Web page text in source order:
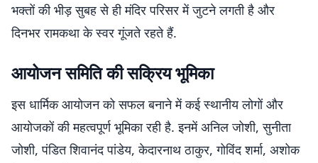
भक्तों की भीड़ सुबह से ही मंदिर परिसर में जुटने लगती है और
दिनभर रामकथा के स्वर गूंजते रहते हैं.
आयोजन समिति की सक्रिय भूमिका
इस धार्मिक आयोजन को सफल बनाने में कई स्थानीय लोगों और
आयोजकों की महत्वपूर्ण भूमिका रही है. इनमें अनिल जोशी, सुनीता
जोशी, पंडित शिवानंद पांडेय, केदारनाथ ठाकुर, गोविंद शर्मा, अशोक